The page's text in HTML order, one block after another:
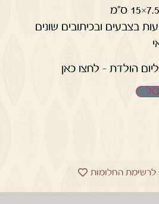
בצבעים ובכיתובים שונים
הולדת – לחצו כאן
לרשימת החלומות